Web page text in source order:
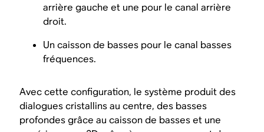
arrière gauche et une pour le canal arrière
droit.
Un caisson de basses pour le canal basses
fréquences.
Avec cette configuration, le système produit des
dialogues cristallins au centre, des basses
profondes grâce au caisson de basses et une